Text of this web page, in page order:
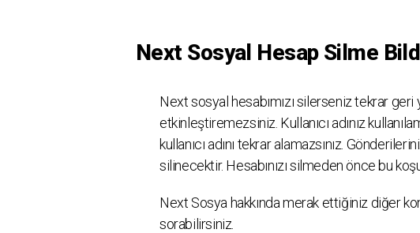
Next Sosyal Hesap Silme
Next sosyal hesabımızı silerseniz tekrar
etkinleştiremezsiniz. Kullanıcı adınız
kullanıcı adını tekrar alamazsınız.
silinecektir. Hesabınızı silmeden önce bu
Next Sosya hakkında merak ettiğiniz diğer
sorabilirsiniz.